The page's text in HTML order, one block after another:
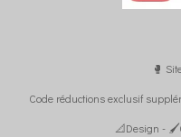
🥊
Code réductions exclusif
📐Design -